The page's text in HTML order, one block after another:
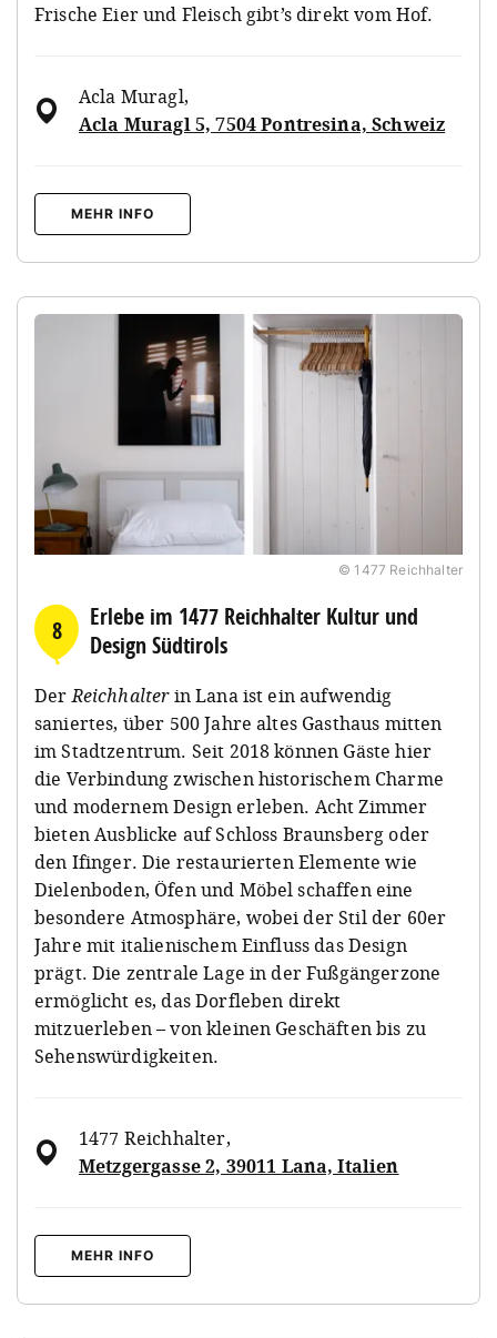
Frische Eier und Fleisch gibt’s direkt vom Hof.
Acla Muragl,
Acla Muragl 5, 7504 Pontresina, Schweiz
MEHR INFO
© 1477 Reichhalter
8
Erlebe im 1477 Reichhalter Kultur und
Design Südtirols
DerReichhalterin Lana ist ein aufwendig
saniertes, über 500 Jahre altes Gasthaus mitten
im Stadtzentrum. Seit 2018 können Gäste hier
die Verbindung zwischen historischem Charme
und modernem Design erleben. Acht Zimmer
bieten Ausblicke auf Schloss Braunsberg oder
den Ifinger. Die restaurierten Elemente wie
Dielenboden, Öfen und Möbel schaffen eine
besondere Atmosphäre, wobei der Stil der 60er
Jahre mit italienischem Einfluss das Design
prägt. Die zentrale Lage in der Fußgängerzone
ermöglicht es, das Dorfleben direkt
mitzuerleben – von kleinen Geschäften bis zu
Sehenswürdigkeiten.
1477 Reichhalter,
Metzgergasse 2, 39011 Lana, Italien
MEHR INFO